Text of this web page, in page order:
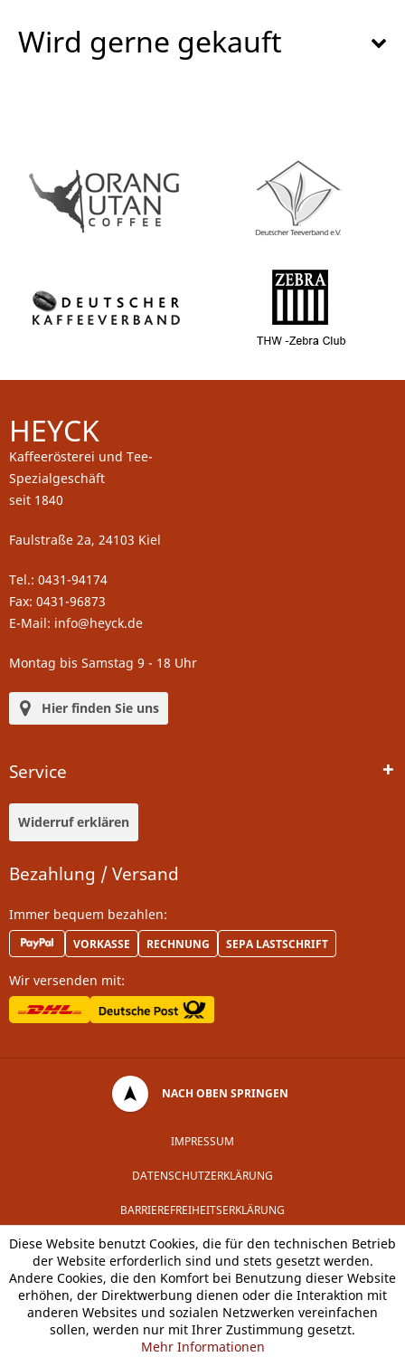
Wird gerne gekauft
HEYCK
Kaffeerösterei und Tee-
Spezialgeschäft
seit 1840
Faulstraße 2a, 24103 Kiel
Tel.: 0431-94174
Fax: 0431-96873
E-Mail: info@heyck.de
Montag bis Samstag 9 - 18 Uhr
Hier finden Sie uns
Service
Widerruf erklären
Bezahlung / Versand
Immer bequem bezahlen:
VORKASSE RECHNUNG SEPA LASTSCHRIFT
Wir versenden mit:
NACH OBEN SPRINGEN
IMPRESSUM
DATENSCHUTZERKLÄRUNG
BARRIEREFREIHEITSERKLÄRUNG
Diese Website benutzt Cookies, die für den technischen Betrieb
der Website erforderlich sind und stets gesetzt werden.
Andere Cookies, die den Komfort bei Benutzung dieser Website
erhöhen, der Direktwerbung dienen oder die Interaktion mit
anderen Websites und sozialen Netzwerken vereinfachen
sollen, werden nur mit Ihrer Zustimmung gesetzt.
Mehr Informationen